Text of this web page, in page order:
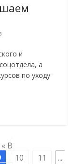
и
а
по уходу
« В
10 11
...